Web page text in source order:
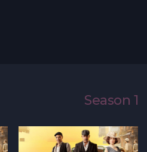
Season 1